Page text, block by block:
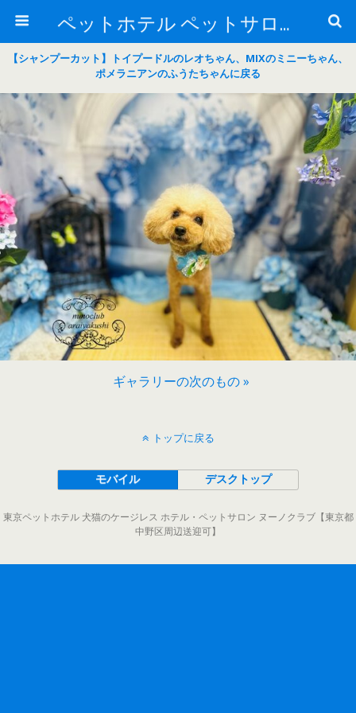
ペットホテル ペットサロン トリミングサロン 東京 ヌーノクラブのブログ
【シャンプーカット】トイプードルのレオちゃん、MIXのミニーちゃん、
ポメラニアンのふうたちゃんに戻る
ギャラリーの次のもの »
トップに戻る
モバイル デスクトップ
東京ペットホテル 犬猫のケージレス ホテル・ペットサロン ヌーノクラブ【東京都
中野区周辺送迎可】